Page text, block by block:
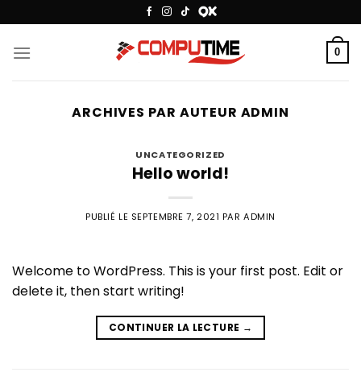
au
contenu
0
ARCHIVES PAR AUTEUR ADMIN
UNCATEGORIZED
Hello world!
PUBLIÉ LE SEPTEMBRE 7, 2021 PARADMIN
Welcome to WordPress. This is your first post. Edit or
delete it, then start writing!
CONTINUER LA LECTURE →